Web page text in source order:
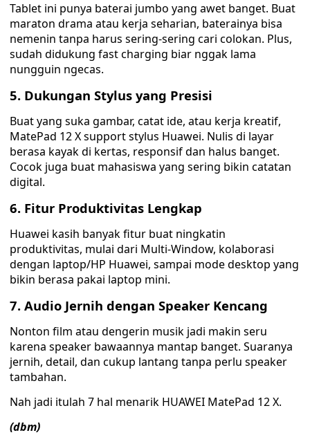
Tablet ini punya baterai jumbo yang awet banget. Buat
maraton drama atau kerja seharian, baterainya bisa
nemenin tanpa harus sering-sering cari colokan. Plus,
sudah didukung fast charging biar nggak lama
nungguin ngecas.
5. Dukungan Stylus yang Presisi
Buat yang suka gambar, catat ide, atau kerja kreatif,
MatePad 12 X support stylus Huawei. Nulis di layar
berasa kayak di kertas, responsif dan halus banget.
Cocok juga buat mahasiswa yang sering bikin catatan
digital.
6. Fitur Produktivitas Lengkap
Huawei kasih banyak fitur buat ningkatin
produktivitas, mulai dari Multi-Window, kolaborasi
dengan laptop/HP Huawei, sampai mode desktop yang
bikin berasa pakai laptop mini.
7. Audio Jernih dengan Speaker Kencang
Nonton film atau dengerin musik jadi makin seru
karena speaker bawaannya mantap banget. Suaranya
jernih, detail, dan cukup lantang tanpa perlu speaker
tambahan.
Nah jadi itulah 7 hal menarik HUAWEI MatePad 12 X.
(dbm)